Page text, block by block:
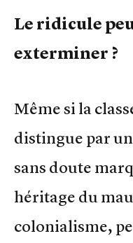
Le ridicule
exterminer ?
Même si la
distingue par
sans doute
héritage du
colonialisme,